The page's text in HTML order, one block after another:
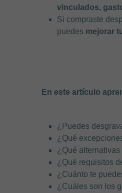
vinculados,
Si compraste
puedes mejorar
En este artículo
¿Puedes
¿Qué
¿Qué
¿Qué requisitos
¿Cuánto te
¿Cuáles son los